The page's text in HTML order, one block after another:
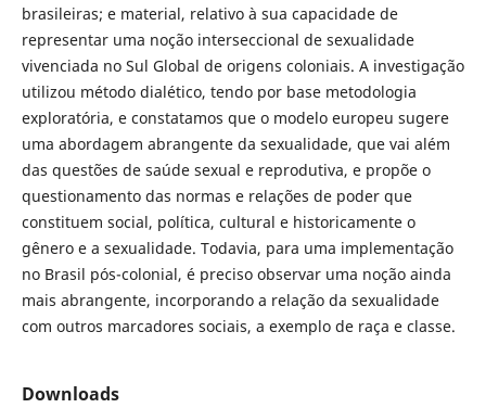
brasileiras; e material, relativo à sua capacidade de
representar uma noção interseccional de sexualidade
vivenciada no Sul Global de origens coloniais. A investigação
utilizou método dialético, tendo por base metodologia
exploratória, e constatamos que o modelo europeu sugere
uma abordagem abrangente da sexualidade, que vai além
das questões de saúde sexual e reprodutiva, e propõe o
questionamento das normas e relações de poder que
constituem social, política, cultural e historicamente o
gênero e a sexualidade. Todavia, para uma implementação
no Brasil pós-colonial, é preciso observar uma noção ainda
mais abrangente, incorporando a relação da sexualidade
com outros marcadores sociais, a exemplo de raça e classe.
Downloads